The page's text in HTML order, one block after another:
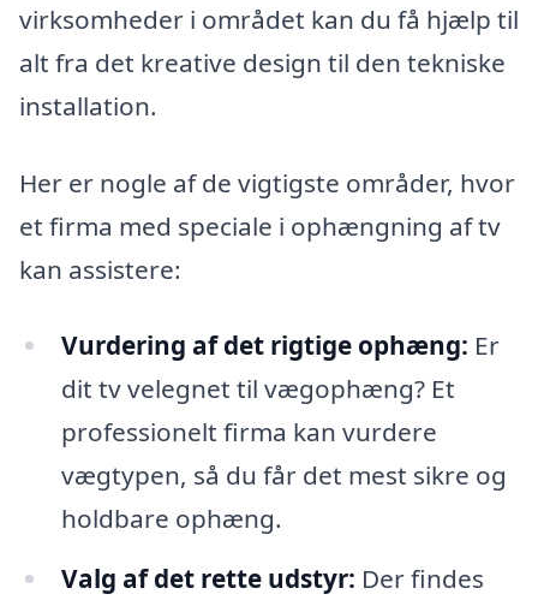
virksomheder i området kan du få hjælp til
alt fra det kreative design til den tekniske
installation.
Her er nogle af de vigtigste områder, hvor
et firma med speciale i ophængning af tv
kan assistere:
Vurdering af det rigtige ophæng: Er
dit tv velegnet til vægophæng? Et
professionelt firma kan vurdere
vægtypen, så du får det mest sikre og
holdbare ophæng.
Valg af det rette udstyr: Der findes